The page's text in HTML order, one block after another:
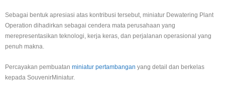
Sebagai bentuk apresiasi atas kontribusi tersebut, miniatur Dewatering Plant
Operation dihadirkan sebagai cendera mata perusahaan yang
merepresentasikan teknologi, kerja keras, dan perjalanan operasional yang
penuh makna.
Percayakan pembuatan miniatur pertambangan yang detail dan berkelas
kepada SouvenirMiniatur.